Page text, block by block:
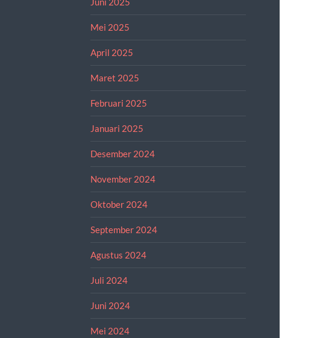
Mei 2025
April 2025
Maret 2025
Februari 2025
Januari 2025
Desember 2024
November 2024
Oktober 2024
September 2024
Agustus 2024
Juli 2024
Juni 2024
Mei 2024